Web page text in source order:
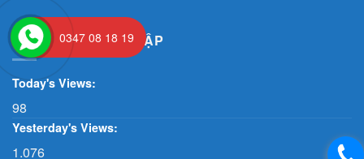
THỐNG KÊ TRUY CẬP
Today's Views:
98
Yesterday's Views:
1.076
0347 08 18 19